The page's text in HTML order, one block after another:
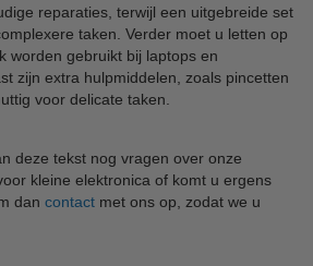
reparaties, terwijl een uitgebreide set
taken. Verder moet u letten op
worden gebruikt bij laptops en
zijn extra hulpmiddelen, zoals pincetten
voor delicate taken.
deze tekst nog vragen over onze
kleine elektronica of komt u ergens
dan contact met ons op, zodat we u